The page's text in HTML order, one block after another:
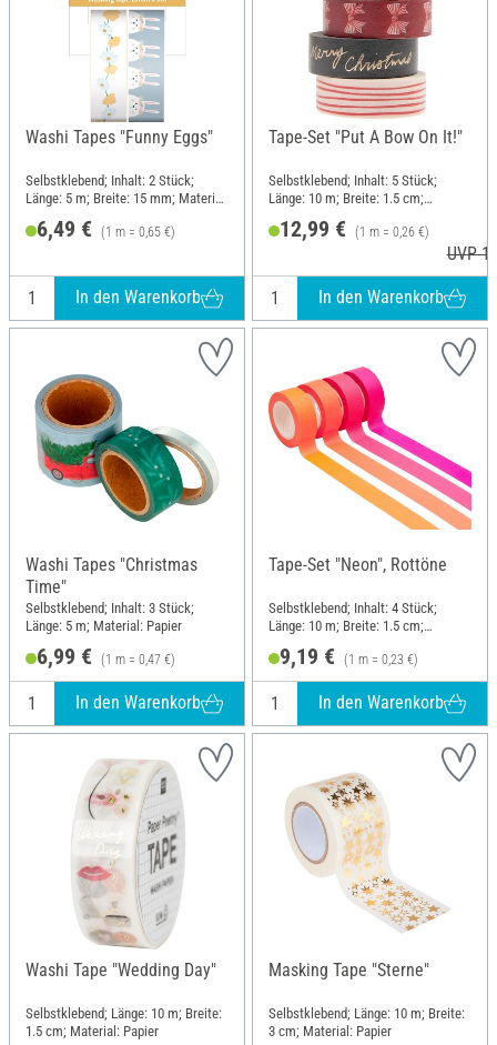
Washi Tapes "Funny Eggs"
Selbstklebend; Inhalt: 2 Stück;
Länge: 5 m; Breite: 15 mm; Material:
6,49 € (1 m = 0,65 €)
In den Warenkorb
Tape-Set "Put A Bow On It!"
Selbstklebend; Inhalt: 5 Stück;
Länge: 10 m; Breite: 1.5 cm;
12,99 € (1 m = 0,26 €)
UVP
In den Warenkorb
Washi Tapes "Christmas
Time"
Selbstklebend; Inhalt: 3 Stück;
Länge: 5 m; Material: Papier
6,99 € (1 m = 0,47 €)
In den Warenkorb
Tape-Set "Neon", Rottöne
Selbstklebend; Inhalt: 4 Stück;
Länge: 10 m; Breite: 1.5 cm;
9,19 € (1 m = 0,23 €)
In den Warenkorb
Washi Tape "Wedding Day"
Selbstklebend; Länge: 10 m; Breite:
1.5 cm; Material: Papier
Masking Tape "Sterne"
Selbstklebend; Länge: 10 m; Breite:
3 cm; Material: Papier